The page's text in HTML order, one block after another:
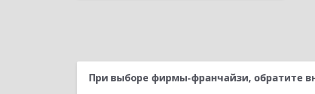
Назад
При выборе фирмы-франчайзи, обратите